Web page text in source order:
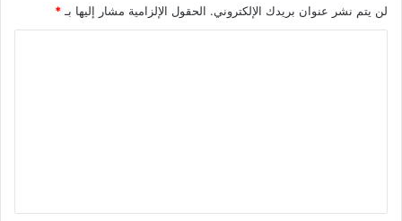
لن يتم نشر عنوان بريدك الإلكتروني. الحقول الإلزامية مشار إليها بـ*